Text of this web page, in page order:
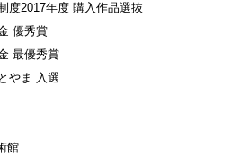
2017年度 購入作品選抜
優秀賞
最優秀賞
やま 入選
館